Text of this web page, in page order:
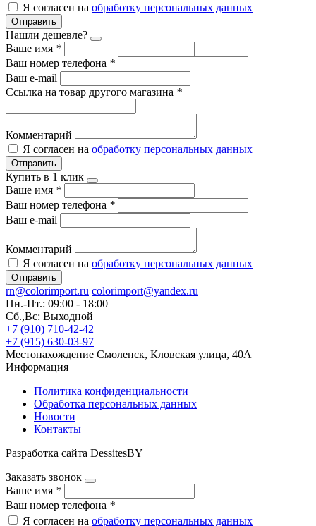
Я согласен на обработку персональных данных
Отправить
Нашли дешевле?
Ваше имя *
Ваш номер телефона *
Ваш e-mail
Ссылка на товар другого магазина *
Комментарий
Я согласен на обработку персональных данных
Отправить
Купить в 1 клик
Ваше имя *
Ваш номер телефона *
Ваш e-mail
Комментарий
Я согласен на обработку персональных данных
Отправить
rn@colorimport.ru colorimport@yandex.ru
Пн.-Пт.: 09:00 - 18:00
Сб.,Вс: Выходной
+7 (910) 710-42-42
+7 (915) 630-03-97
Местонахождение Смоленск, Кловская улица, 40А
Информация
Политика конфиденциальности
Обработка персональных данных
Новости
Контакты
Разработка сайта DessitesBY
Заказать звонок
Ваше имя *
Ваш номер телефона *
Я согласен на обработку персональных данных